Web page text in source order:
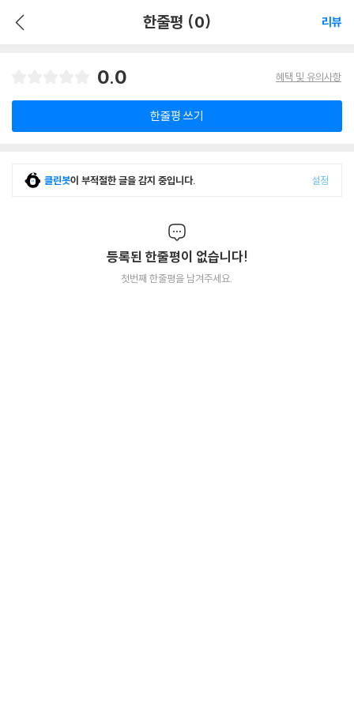
한줄평 (0) 리뷰
0.0 혜택 및 유의사항
한줄평 쓰기
클린봇이 부적절한 글을 감지 중입니다. 설정
등록된 한줄평이 없습니다!
첫번째 한줄평을 남겨주세요.